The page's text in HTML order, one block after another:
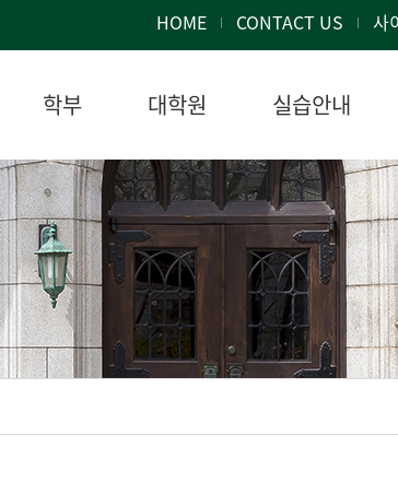
HOME CONTACT US 사
학부 대학원 실습안내